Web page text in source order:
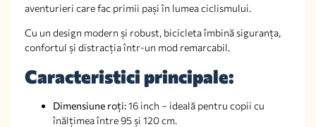
aventurieri care fac primii pași în lumea ciclismului.
Cu un design modern și robust, bicicleta îmbină siguranța,
confortul și distracția într-un mod remarcabil.
Caracteristici principale:
Dimensiune roți:16 inch – ideală pentru copii cu
înălțimea între 95 și 120 cm.